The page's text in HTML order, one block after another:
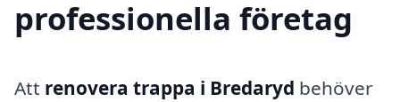
professionella företag
Att renovera trappa i Bredaryd behöver